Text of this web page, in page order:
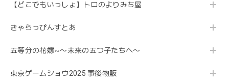
【どこでもいっしょ】トロのよりみち屋
きゃらっぴんすとあ
五等分の花嫁∽〜未来の五つ子たちへ〜
東京ゲームショウ2025 事後物販